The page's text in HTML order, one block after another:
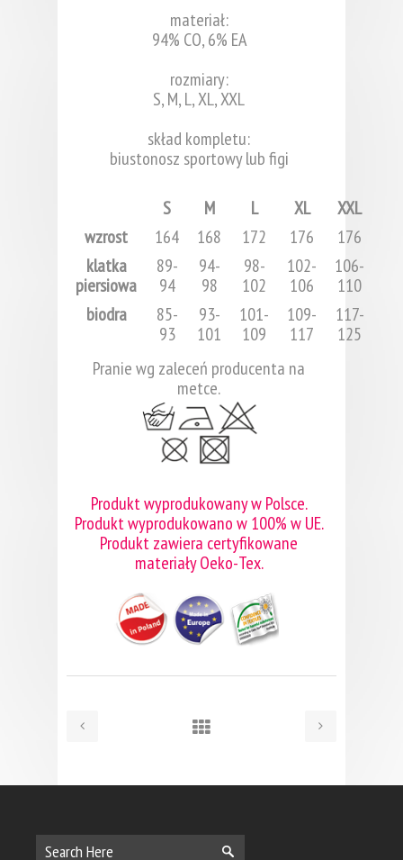
materiał:
94% CO, 6% EA
rozmiary:
S, M, L, XL, XXL
skład kompletu:
biustonosz sportowy lub figi
S M L XL
XXL
wzrost
164 168 172 176
176
klatka
piersiowa
89-
94
94-
98
98-
102
102-
106
106-
110
biodra
85-
93
93-
101
101-
109
109-
117
117-
125
Pranie wg zaleceń producenta na
metce.
Produkt wyprodukowany w Polsce.
Produkt wyprodukowano w 100% w UE.
Produkt zawiera certyfikowane
materiały Oeko-Tex.